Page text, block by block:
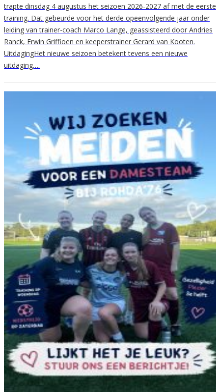
trapte dinsdag 4 augustus het seizoen 2026-2027 af met de eerste
training. Dat gebeurde voor het derde opeenvolgende jaar onder
leiding van trainer-coach Marco Lange, geassisteerd door Andries
Ranck, Erwin Griffioen en keeperstrainer Gerard van Kooten.
UitdagingHet nieuwe seizoen betekent tevens een nieuwe
uitdaging….